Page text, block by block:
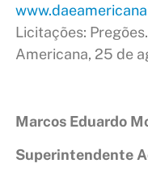
Licitações: Pregões.
Americana, 25 de
Marcos Eduardo
Superintendente